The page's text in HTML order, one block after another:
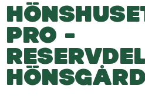
PRO -